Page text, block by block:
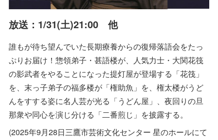
放送：1/31(土)21:00 他
誰もが待ち望んでいた長期療養からの復帰落語会をたっ
ぷりお届け！惣領弟子・甚語楼が、人気力士・大関花筏
の影武者をやることになった提灯屋が登場する「花筏」
を、末っ子弟子の福多楼が「権助魚」を、権太楼がうど
んをすする姿に名人芸が光る「うどん屋」、夜回りの旦
那衆や同心を演じ分ける「二番煎じ」を披露する。
(2025年9月28日三鷹市芸術文化センター 星のホールにて